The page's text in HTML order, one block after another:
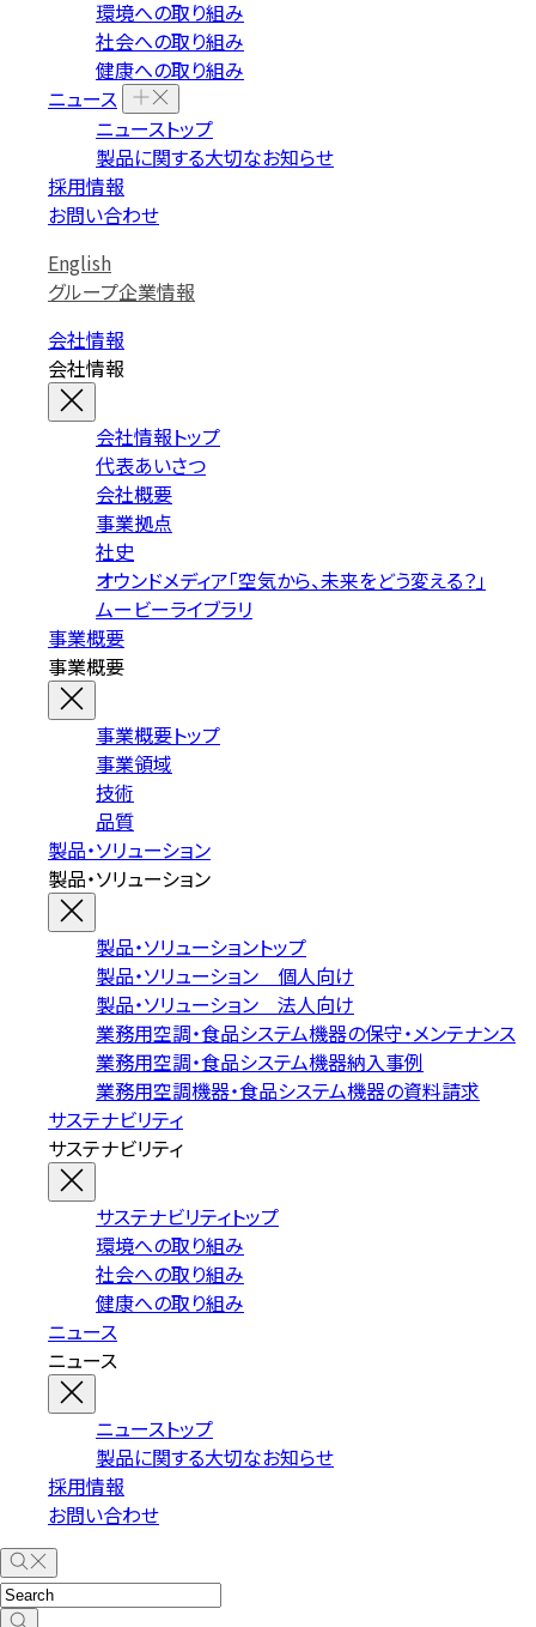
環境への取り組み
社会への取り組み
健康への取り組み
ニュース
ニューストップ
製品に関する大切なお知らせ
採用情報
お問い合わせ
English
グループ企業情報
会社情報
会社情報
会社情報トップ
代表あいさつ
会社概要
事業拠点
社史
オウンドメディア「空気から、未来をどう変える？」
ムービーライブラリ
事業概要
事業概要
事業概要トップ
事業領域
技術
品質
製品・ソリューション
製品・ソリューション
製品・ソリューショントップ
製品・ソリューション 個人向け
製品・ソリューション 法人向け
業務用空調・食品システム機器の保守・メンテナンス
業務用空調・食品システム機器納入事例
業務用空調機器・食品システム機器の資料請求
サステナビリティ
サステナビリティ
サステナビリティトップ
環境への取り組み
社会への取り組み
健康への取り組み
ニュース
ニュース
ニューストップ
製品に関する大切なお知らせ
採用情報
お問い合わせ